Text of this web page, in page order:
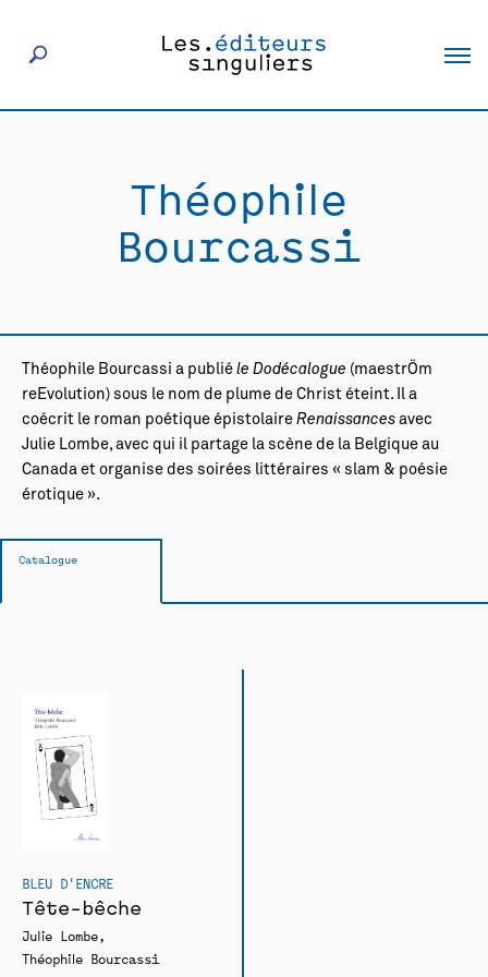
Actualités
Rencontres
Théophile
Bourcassi
Théophile Bourcassi a publié le Dodécalogue (maestrÖm
reEvolution) sous le nom de plume de Christ éteint. Il a
coécrit le roman poétique épistolaire Renaissances avec
Julie Lombe, avec qui il partage la scène de la Belgique au
Canada et organise des soirées littéraires « slam & poésie
érotique ».
Catalogue
BLEU D'ENCRE
Tête-bêche
Julie Lombe
Théophile Bourcassi